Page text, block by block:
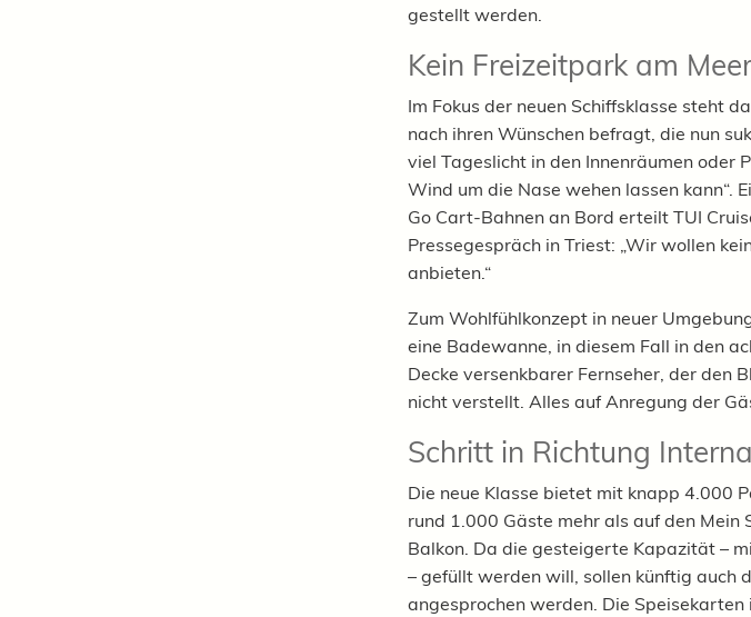
gestellt werden.
Kein Freizeitpark am Meer
Im Fokus der neuen Schiffsklasse steht
nach ihren Wünschen befragt, die nun
viel Tageslicht in den Innenräumen oder
Wind um die Nase wehen lassen kann“.
Go Cart-Bahnen an Bord erteilt TUI
Pressegespräch in Triest: „Wir wollen
anbieten.“
Zum Wohlfühlkonzept in neuer
eine Badewanne, in diesem Fall in den
Decke versenkbarer Fernseher, der den
nicht verstellt. Alles auf Anregung der
Schritt in Richtung
Die neue Klasse bietet mit knapp 4.000
rund 1.000 Gäste mehr als auf den
Balkon. Da die gesteigerte Kapazität –
– gefüllt werden will, sollen künftig auch
angesprochen werden. Die